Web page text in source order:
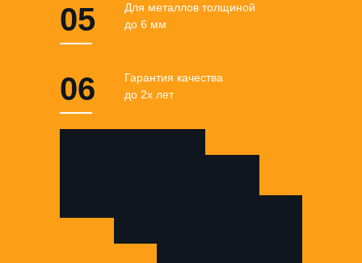
Для металлов толщиной
до 6 мм
Гарантия качества
до 2х лет
05
06